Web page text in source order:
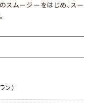
スムージーをはじめ、スー
）